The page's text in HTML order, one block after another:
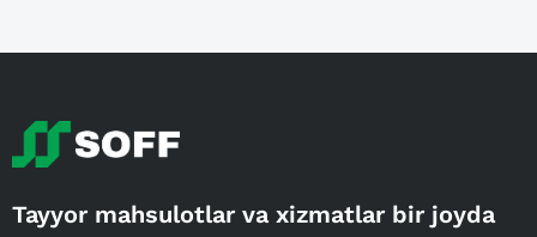
Tayyor mahsulotlar va xizmatlar bir joyda